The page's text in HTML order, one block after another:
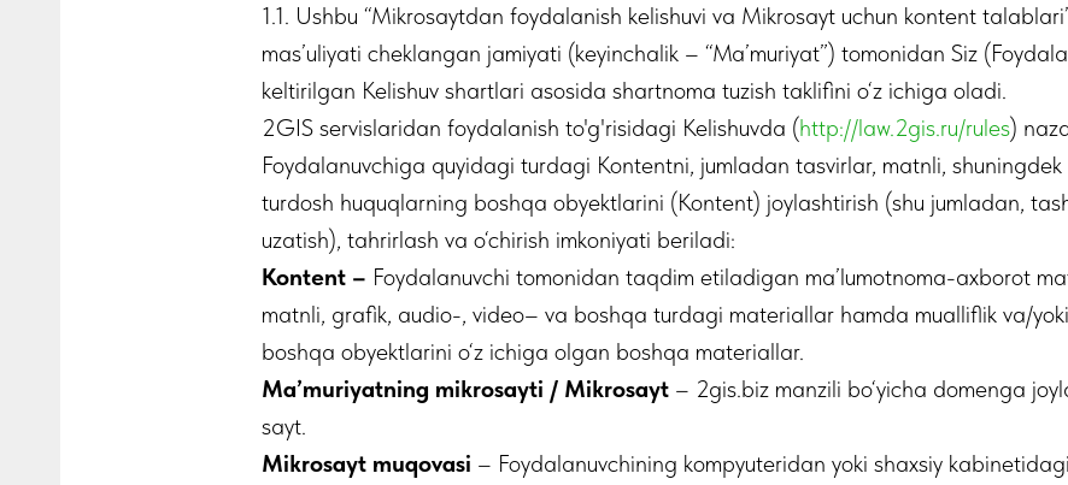
1.1. Ushbu “Mikrosaytdan foydalanish kelishuvi va Mikrosayt uchun kontent
mas’uliyati cheklangan jamiyati (keyinchalik – “Ma’muriyat”) tomonidan Siz
keltirilgan Kelishuv shartlari asosida shartnoma tuzish taklifini o‘z ichiga oladi.
2GIS servislaridan foydalanish to'g'risidagi Kelishuvda (http://law.2gis.ru/rules)
Foydalanuvchiga quyidagi turdagi Kontentni, jumladan tasvirlar, matnli, shuningdek
turdosh huquqlarning boshqa obyektlarini (Kontent) joylashtirish (shu jumladan,
uzatish), tahrirlash va o‘chirish imkoniyati beriladi:
Kontent – Foydalanuvchi tomonidan taqdim etiladigan ma’lumotnoma-axborot
matnli, grafik, audio-, video– va boshqa turdagi materiallar hamda mualliflik va/
boshqa obyektlarini o‘z ichiga olgan boshqa materiallar.
Ma’muriyatning mikrosayti / Mikrosayt – 2gis.biz manzili bo‘yicha domenga
sayt.
Mikrosayt muqovasi – Foydalanuvchining kompyuteridan yoki shaxsiy